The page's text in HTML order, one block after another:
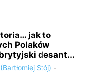
jak to
Polaków
desant...
Stój) -